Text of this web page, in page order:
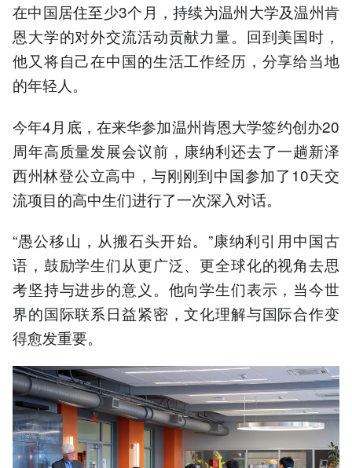
在中国居住至少3个月，持续为温州大学及温州肯
恩大学的对外交流活动贡献力量。回到美国时，
他又将自己在中国的生活工作经历，分享给当地
的年轻人。
今年4月底，在来华参加温州肯恩大学签约创办20
周年高质量发展会议前，康纳利还去了一趟新泽
西州林登公立高中，与刚刚到中国参加了10天交
流项目的高中生们进行了一次深入对话。
“愚公移山，从搬石头开始。”康纳利引用中国古
语，鼓励学生们从更广泛、更全球化的视角去思
考坚持与进步的意义。他向学生们表示，当今世
界的国际联系日益紧密，文化理解与国际合作变
得愈发重要。